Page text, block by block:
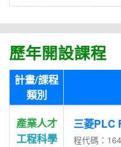
歷年開設課程
計畫/課程
類別
產業人才
工程科學
三菱PLC
程代碼：